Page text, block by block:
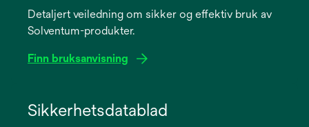
Detaljert veiledning om sikker og effektiv bruk av
Solventum-produkter.
Finn bruksanvisning
Sikkerhetsdatablad